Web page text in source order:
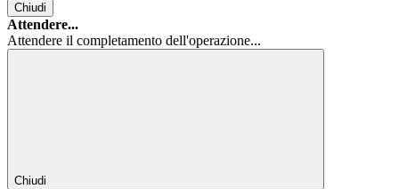
Chiudi
Attendere...
Attendere il completamento dell'operazione...
Chiudi